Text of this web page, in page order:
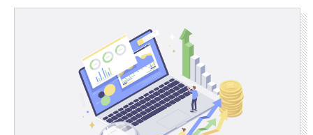
테크노경영학과